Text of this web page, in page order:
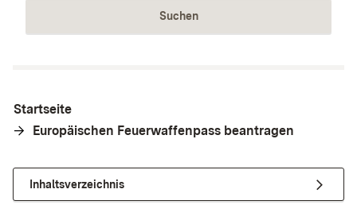
Suchen
Startseite
Europäischen Feuerwaffenpass beantragen
Inhaltsverzeichnis